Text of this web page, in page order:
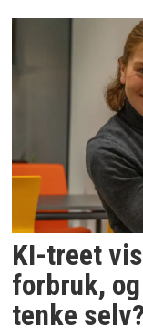
KI-treet
forbruk,
tenke